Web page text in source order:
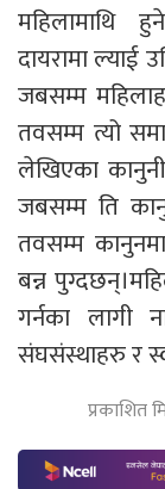
महिलामाथि
दायरामा
जबसम्म
तवसम्म त्यो
लेखिएका
जबसम्म ति
तवसम्म
बन्न
गर्नका लागी
संघसंस्थाहरु र
प्रकाशित